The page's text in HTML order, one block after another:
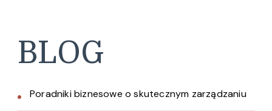
BLOG
Poradniki biznesowe o skutecznym zarządzaniu